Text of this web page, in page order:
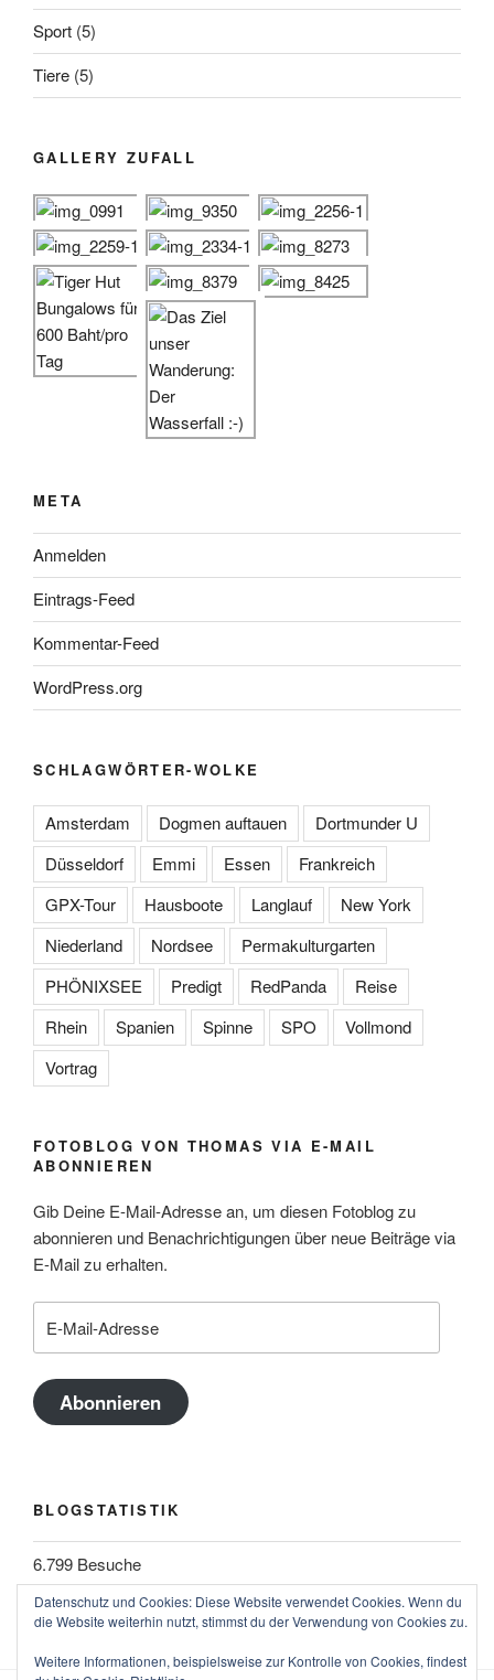
Sport (5)
Tiere (5)
GALLERY ZUFALL
META
Anmelden
Eintrags-Feed
Kommentar-Feed
WordPress.org
SCHLAGWÖRTER-WOLKE
Amsterdam Dogmen auftauen
Dortmunder U
Düsseldorf
Emmi Essen
Frankreich
GPX-Tour
Hausboote Langlauf
New York
Niederland
Nordsee
Permakulturgarten
PHÖNIXSEE
Predigt RedPanda
Reise
Rhein
Spanien Spinne SPO
Vollmond
Vortrag
FOTOBLOG VON THOMAS VIA E-MAIL
ABONNIEREN
Gib Deine E-Mail-Adresse an, um diesen Fotoblog zu
abonnieren und Benachrichtigungen über neue Beiträge via
E-Mail zu erhalten.
Mail-
Abonnieren
BLOGSTATISTIK
6.799 Besuche
Datenschutz und Cookies: Diese Website verwendet Cookies. Wenn du
die Website weiterhin nutzt, stimmst du der Verwendung von Cookies zu.
Weitere Informationen, beispielsweise zur Kontrolle von Cookies, findest